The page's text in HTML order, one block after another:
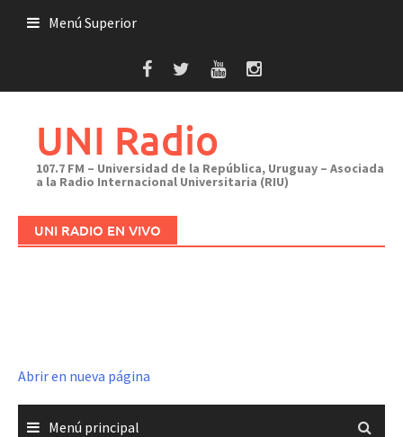
Menú Superior
UNI Radio
107.7 FM – Universidad de la República, Uruguay – Asociada
a la Radio Internacional Universitaria (RIU)
UNI RADIO EN VIVO
Abrir en nueva página
Menú principal